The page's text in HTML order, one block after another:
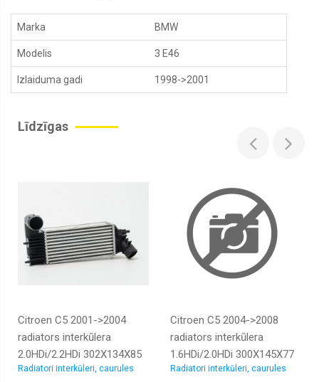
Restes,
Restu
uzlikas,
Joslas
Buferi,
buferu
uzlikas,
spoileri
tvertnes
korķi
Priekšas
rāmji
slēdži,
bagažnieku
vāki
Emblēmas
Marka BMW
Modelis 3 E46
Izlaiduma gadi 1998->2001
Līdzīgas
Citroen C5 2001->2004
radiators interkūlera
2.0HDi/2.2HDi 302X134X85
RA96765
Radiatori interkūleri, caurules
Citroen C5 2004->2008
radiators interkūlera
1.6HDi/2.0HDi 300X145X77
RA96617
Radiatori interkūleri, caurules